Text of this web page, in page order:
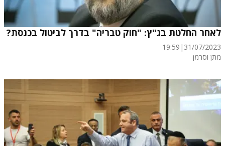
לאחר החלטת בג"ץ: "חוק טבריה" בדרך לביטול בכנסת?
31/07/2023
|
19:59
מתן וסרמן